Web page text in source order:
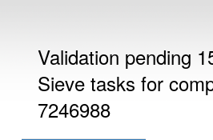
Validation pending
Sieve tasks for
7246988